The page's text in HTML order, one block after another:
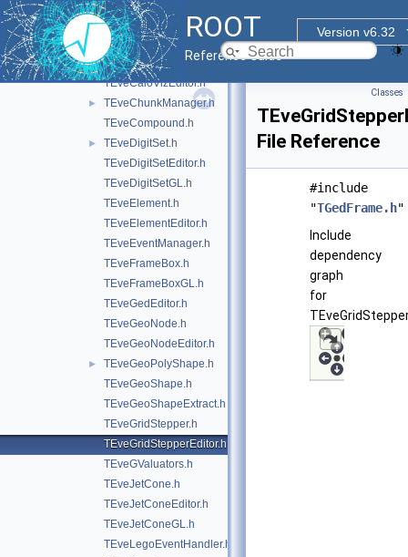
ROOT
Version v6.32
Reference Guide
► TEveCaloData.h
TEveCaloLegoEditor.h
TEveCaloLegoGL.h
TEveCaloLegoOverlay.h
TEveCaloVizEditor.h
►
TEveChunkManager.h
TEveCompound.h
►
TEveDigitSet.h
TEveDigitSetEditor.h
TEveDigitSetGL.h
TEveElement.h
TEveElementEditor.h
TEveEventManager.h
TEveFrameBox.h
TEveFrameBoxGL.h
TEveGedEditor.h
TEveGeoNode.h
TEveGeoNodeEditor.h
►
TEveGeoPolyShape.h
TEveGeoShape.h
TEveGeoShapeExtract.h
TEveGridStepper.h
TEveGridStepperEditor.h
TEveGValuators.h
TEveJetCone.h
TEveJetConeEditor.h
TEveJetConeGL.h
TEveLegoEventHandler.h
Classes
File Reference
#include
"TGedFrame.h"
Include
dependency
graph
for